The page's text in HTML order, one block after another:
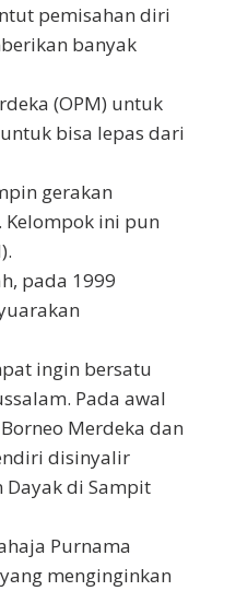
pemisahan diri
banyak
(OPM) untuk
bisa lepas dari
gerakan
Kelompok ini pun
pada 1999
ingin bersatu
Pada awal
Merdeka dan
disinyalir
di Sampit
Purnama
menginginkan